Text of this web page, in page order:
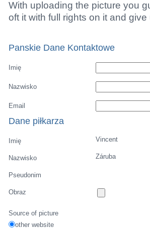
With uploading the picture you
oft it with full rights on it and
Panskie Dane Kontaktowe
Imię
Nazwisko
Email
Dane piłkarza
Imię Vincent
Nazwisko Záruba
Pseudonim
Obraz
Source of picture
other website